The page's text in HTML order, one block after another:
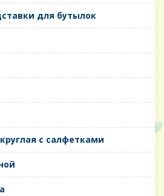
для бутылок
с салфетками